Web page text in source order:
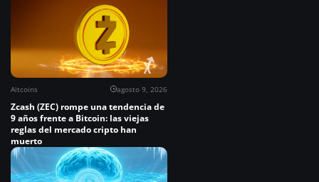
Altcoins agosto 9, 2026
Zcash (ZEC) rompe una tendencia de
9 años frente a Bitcoin: las viejas
reglas del mercado cripto han
muerto